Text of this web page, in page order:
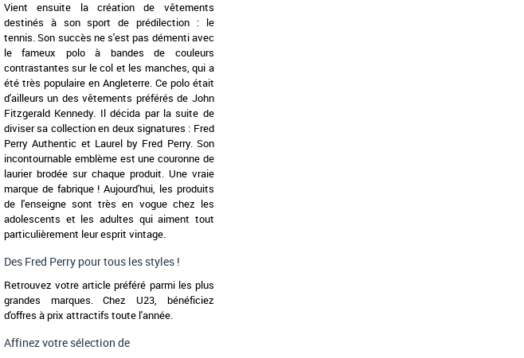
Vient ensuite la création de vêtements
destinés à son sport de prédilection : le
tennis. Son succès ne s'est pas démenti avec
le fameux polo à bandes de couleurs
contrastantes sur le col et les manches, qui a
été très populaire en Angleterre. Ce polo était
d'ailleurs un des vêtements préférés de John
Fitzgerald Kennedy. Il décida par la suite de
diviser sa collection en deux signatures : Fred
Perry Authentic et Laurel by Fred Perry. Son
incontournable emblème est une couronne de
laurier brodée sur chaque produit. Une vraie
marque de fabrique ! Aujourd'hui, les produits
de l'enseigne sont très en vogue chez les
adolescents et les adultes qui aiment tout
particulièrement leur esprit vintage.
Des Fred Perry pour tous les styles !
Retrouvez votre article préféré parmi les plus
grandes marques. Chez U23, bénéficiez
d'offres à prix attractifs toute l'année.
Affinez votre sélection de